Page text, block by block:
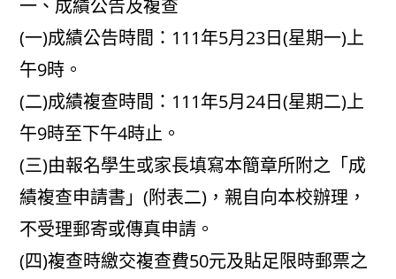
一、成績公告及複查
(一)成績公告時間：111年5月23日(星期一)上
午9時。
(二)成績複查時間：111年5月24日(星期二)上
午9時至下午4時止。
(三)由報名學生或家長填寫本簡章所附之「成
績複查申請書」(附表二)，親自向本校辦理，
不受理郵寄或傳真申請。
(四)複查時繳交複查費50元及貼足限時郵票之